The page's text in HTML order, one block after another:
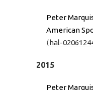
Peter
American
⟨hal-
2015
Peter